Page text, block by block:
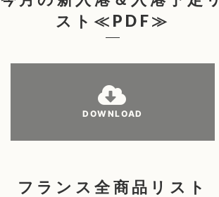
スト≪PDF≫
DOWNLOAD
フランス全商品リスト